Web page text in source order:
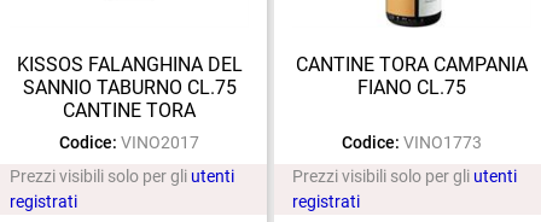
KISSOS FALANGHINA DEL
SANNIO TABURNO CL.75
CANTINE TORA
Codice: VINO2017
Prezzi visibili solo per gli utenti
registrati
CANTINE TORA CAMPANIA
FIANO CL.75
Codice: VINO1773
Prezzi visibili solo per gli utenti
registrati